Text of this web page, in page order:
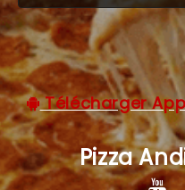
Télécharger
Pizza